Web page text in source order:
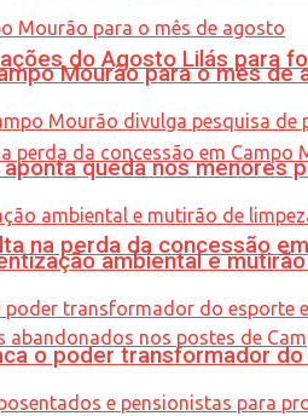
do Agosto Lilás para
na perda da concessão
Mourão para o mês de
queda nos
ambiental e
o poder transformador